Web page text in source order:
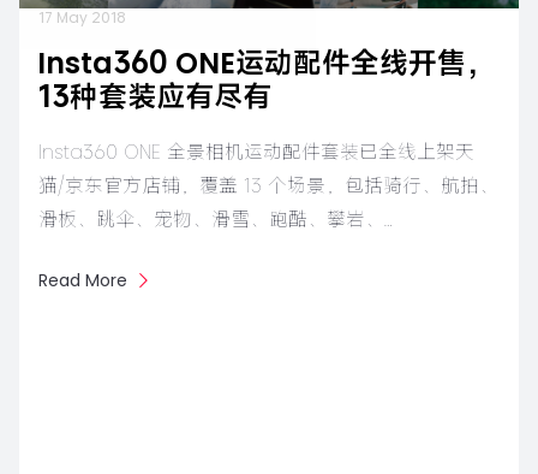
17 May 2018
Insta360 ONE运动配件全线开售，
13种套装应有尽有
​​Insta360 ONE 全景相机运动配件套装已全线上架天
猫/京东官方店铺，覆盖 13 个场景，包括骑行、航拍、
滑板、跳伞、宠物、滑雪、跑酷、攀岩、…
Read More